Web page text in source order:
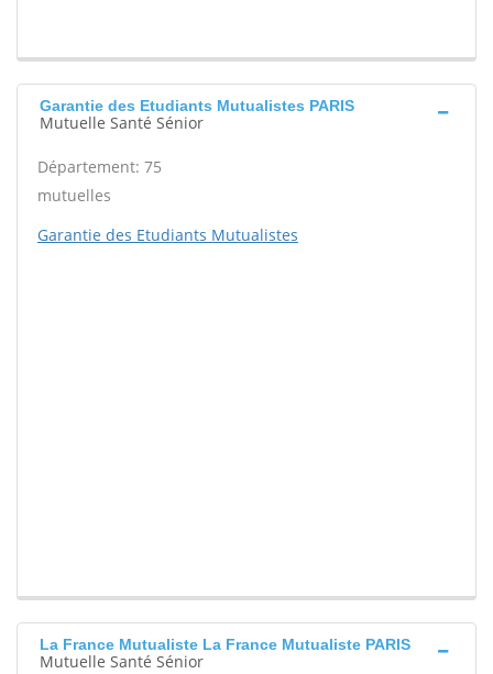
Garantie des Etudiants Mutualistes PARIS
Mutuelle Santé Sénior
Département: 75
mutuelles
Garantie des Etudiants Mutualistes
La France Mutualiste La France Mutualiste PARIS
Mutuelle Santé Sénior